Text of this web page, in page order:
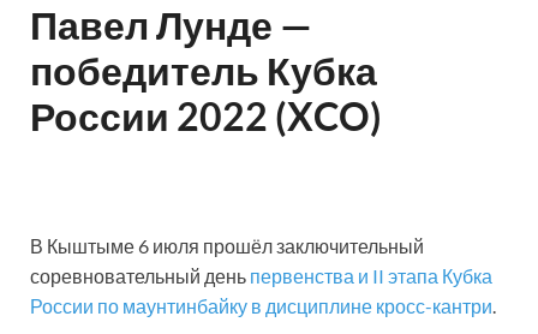
Павел Лунде —
победитель Кубка
России 2022 (XCO)
В Кыштыме 6 июля прошёл заключительный
соревновательный день первенства и II этапа Кубка
России по маунтинбайку в дисциплине кросс-кантри.